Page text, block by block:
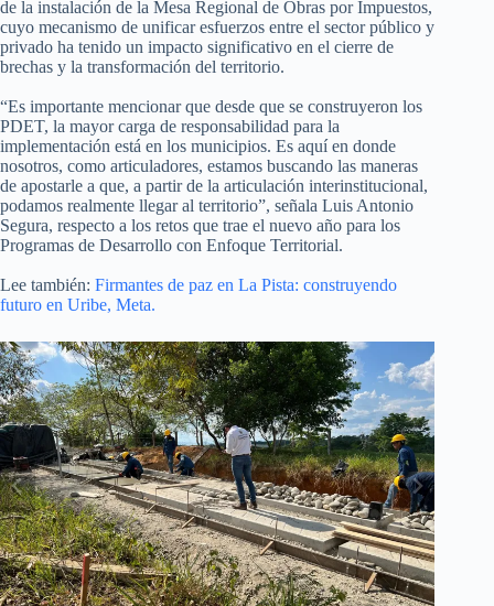
de la instalación de la Mesa Regional de Obras por Impuestos,
cuyo mecanismo de unificar esfuerzos entre el sector público y
privado ha tenido un impacto significativo en el cierre de
brechas y la transformación del territorio.
“Es importante mencionar que desde que se construyeron los
PDET, la mayor carga de responsabilidad para la
implementación está en los municipios. Es aquí en donde
nosotros, como articuladores, estamos buscando las maneras
de apostarle a que, a partir de la articulación interinstitucional,
podamos realmente llegar al territorio”, señala Luis Antonio
Segura, respecto a los retos que trae el nuevo año para los
Programas de Desarrollo con Enfoque Territorial.
Lee también: Firmantes de paz en La Pista: construyendo
futuro en Uribe, Meta.